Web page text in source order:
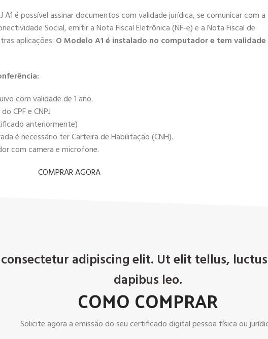
A1 é possível assinar documentos com validade jurídica, se comunicar com a
Social, emitir a Nota Fiscal Eletrônica (NF-e) e a Nota Fiscal de
aplicações. O Modelo A1 é instalado no computador e tem validade
com validade de 1 ano.
CPF e CNPJ
anteriormente)
é necessário ter Carteira de Habilitação (CNH).
com camera e microfone.
COMPRAR AGORA
adipiscing elit. Ut elit tellus,
dapibus leo.
COMO COMPRAR
Solicite agora a emissão do seu certificado digital pessoa física ou